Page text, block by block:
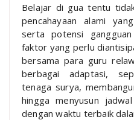
Belajar di gua tentu
pencahayaan alami
serta potensi
faktor yang perlu
bersama para guru
berbagai adaptasi,
tenaga surya,
hingga menyusun
dengan waktu terbaik